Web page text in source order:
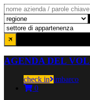
AGENDA DEL
check in imbarco
0